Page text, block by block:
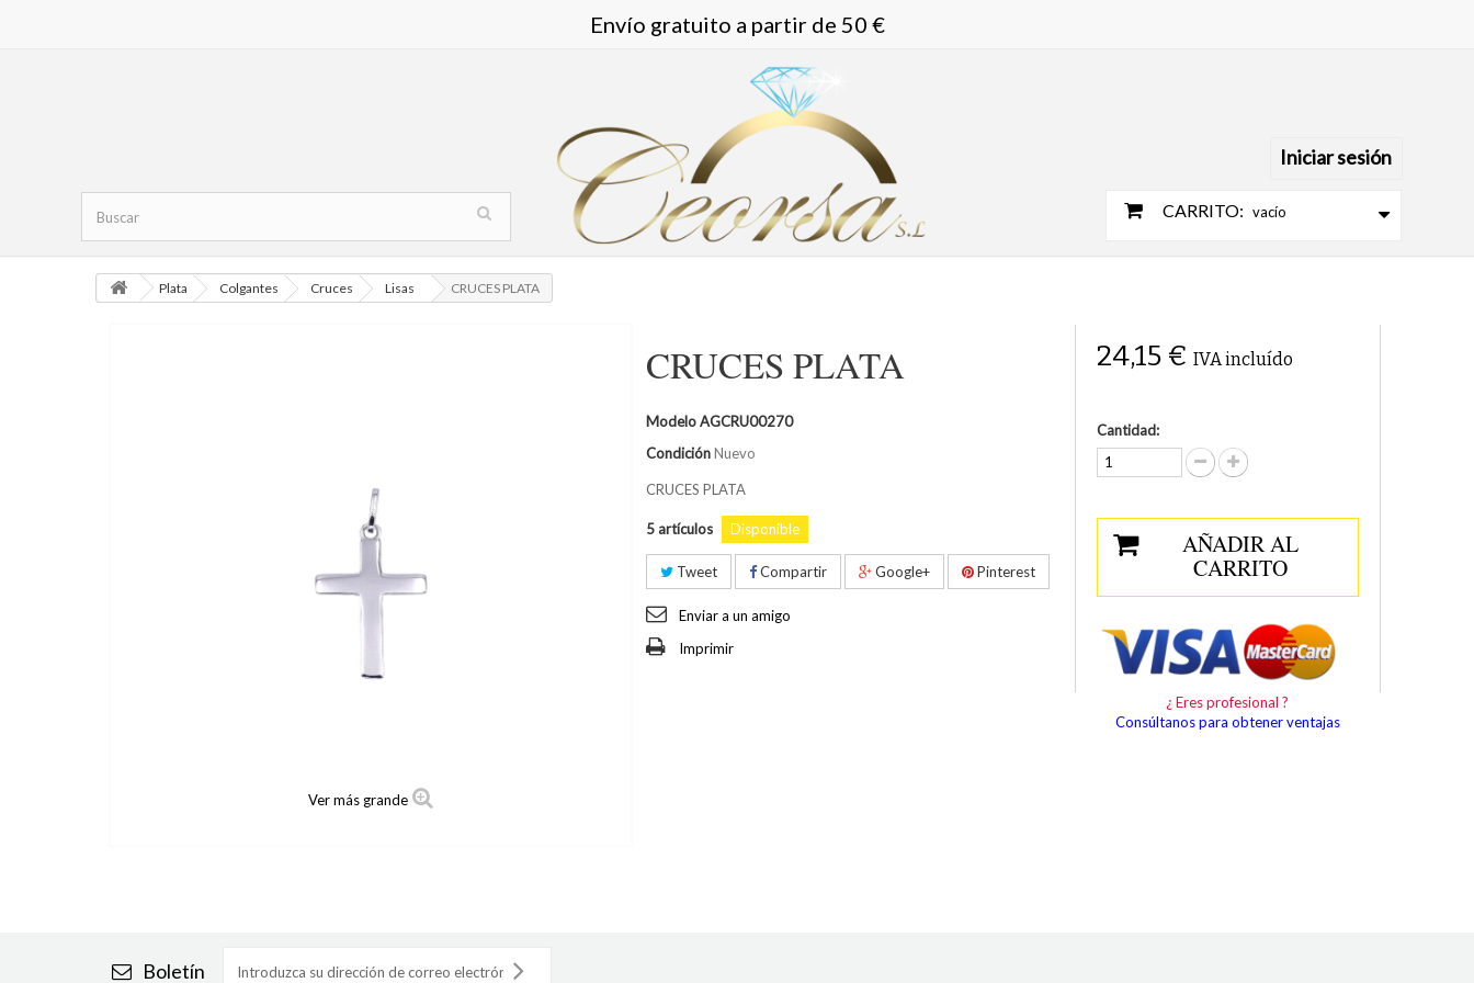
Envío gratuito a partir de 50 €
Iniciar sesión
CARRITO: vacío
Plata Colgantes Cruces Lisas CRUCES PLATA
Ver más grande
CRUCES PLATA
Modelo AGCRU00270
Condición Nuevo
CRUCES PLATA
5 artículos Disponible
Tweet Compartir Google+ Pinterest
Enviar a un amigo
Imprimir
24,15 € IVA incluído
Cantidad:
AÑADIR AL
CARRITO
¿ Eres profesional ?
Consúltanos para obtener ventajas
Boletín